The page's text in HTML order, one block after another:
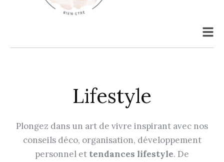
Lifestyle
Plongez dans un art de vivre inspirant avec nos
conseils déco, organisation, développement
personnel et tendances lifestyle. De